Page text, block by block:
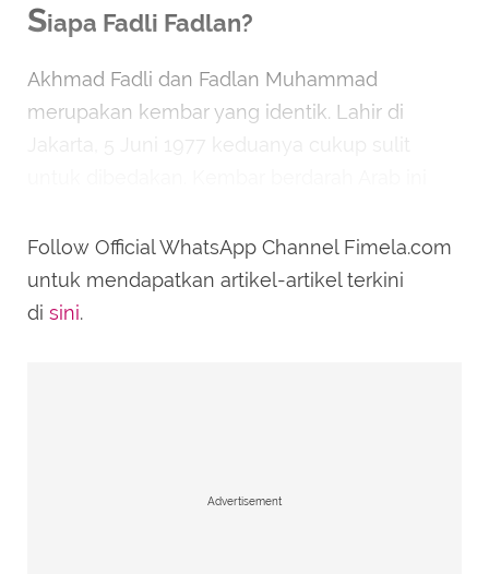
Siapa Fadli Fadlan?
Akhmad Fadli dan Fadlan Muhammad
merupakan kembar yang identik. Lahir di
Jakarta, 5 Juni 1977 keduanya cukup sulit
aktor dan presenter sejak lama.
Follow Official WhatsApp Channel Fimela.com
untuk mendapatkan artikel-artikel terkini
di sini.
Advertisement